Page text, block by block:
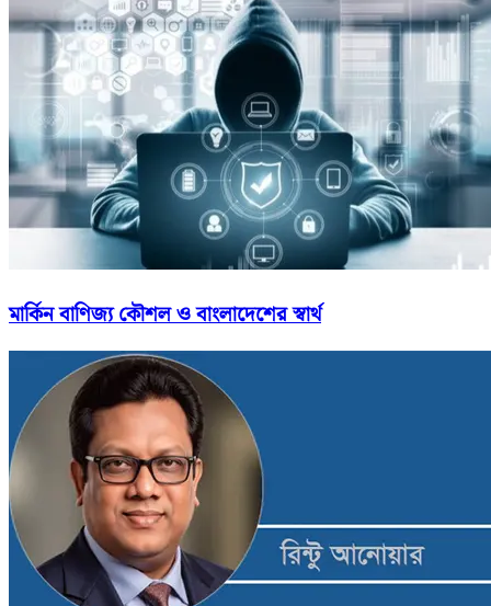
মার্কিন বাণিজ্য কৌশল ও বাংলাদেশের স্বার্থ